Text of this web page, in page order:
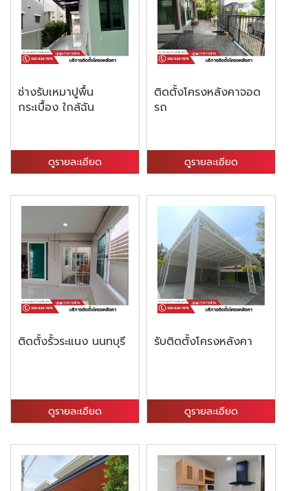
ช่างรับเหมาปูพื้น
กระเบื้อง ใกล้ฉัน
ดูรายละเอียด
ติดตั้งโครงหลังคาจอด
รถ
ดูรายละเอียด
ติดตั้งรั้วระแนง นนทบุรี
ดูรายละเอียด
รับติดตั้งโครงหลังคา
ดูรายละเอียด